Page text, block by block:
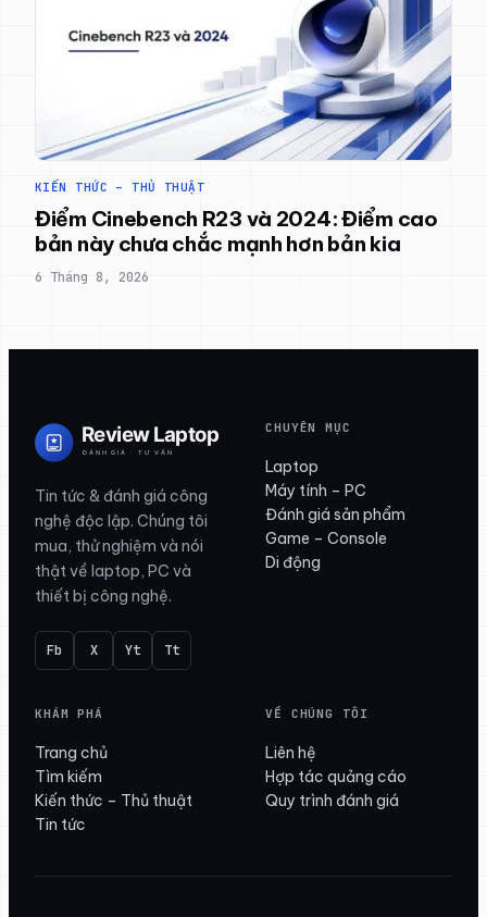
KIẾN THỨC – THỦ THUẬT
Điểm Cinebench R23 và 2024: Điểm cao
bản này chưa chắc mạnh hơn bản kia
6 Tháng 8, 2026
Tin tức & đánh giá công
nghệ độc lập. Chúng tôi
mua, thử nghiệm và nói
thật về laptop, PC và
thiết bị công nghệ.
Fb X Yt Tt
CHUYÊN MỤC
Laptop
Máy tính – PC
Đánh giá sản phẩm
Game – Console
Di động
KHÁM PHÁ
Trang chủ
Tìm kiếm
Kiến thức – Thủ thuật
Tin tức
VỀ CHÚNG TÔI
Liên hệ
Hợp tác quảng cáo
Quy trình đánh giá